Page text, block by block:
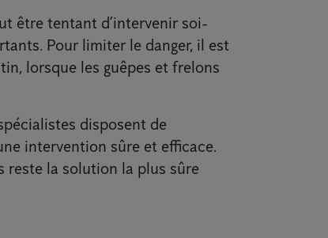
être tentant d’intervenir soi-
Pour limiter le danger, il est
lorsque les guêpes et frelons
disposent de
intervention sûre et efficace.
reste la solution la plus sûre